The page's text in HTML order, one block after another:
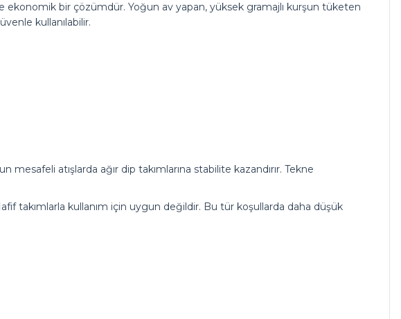
ekonomik bir çözümdür. Yoğun av yapan, yüksek gramajlı kurşun tüketen
kullanılabilir.
atışlarda ağır dip takımlarına stabilite kazandırır. Tekne
takımlarla kullanım için uygun değildir. Bu tür koşullarda daha düşük